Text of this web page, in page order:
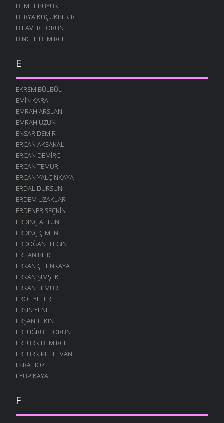
DEMET BÜYÜK
DERYA KÜÇÜKBEKIR
DILAVER TORUN
DINCEL DEMIRCI
E
EKREM BÜLBÜL
EMIN KARA
EMRAH ARSLAN
EMRAH UZUN
ENSAR DEMIR
ERCAN AKSAKAL
ERCAN DEMIRCI
ERCAN TEMUR
ERCAN YALÇINKAYA
ERDAL DURSUN
ERDEM UZAKLAR
ERDENER SEÇKIN
ERDINÇ ALTUN
ERDINÇ ÇIMEN
ERDOĞAN BILGIN
ERHAN BILICI
ERKAN ÇETINKAYA
ERKAN ŞIMŞEK
ERKAN TEMUR
EROL YETER
ERSIN YENI
ERŞAN TEKIN
ERTUĞRUL TÖRÜN
ERTÜRK DEMIRCI
ERTÜRK PEHLEVAN
ESRA BOZ
EYÜP KAYA
F